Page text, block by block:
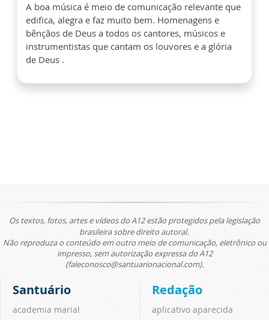
A boa música é meio de comunicação relevante que
edifica, alegra e faz muito bem. Homenagens e
bênçãos de Deus a todos os cantores, músicos e
instrumentistas que cantam os louvores e a glória
de Deus .
Os textos, fotos, artes e vídeos do A12 estão protegidos pela legislação
brasileira sobre direito autoral.
Não reproduza o conteúdo em outro meio de comunicação, eletrônico ou
impresso, sem autorização expressa do A12
(faleconosco@santuarionacional.com).
Santuário
academia marial
Redação
aplicativo aparecida